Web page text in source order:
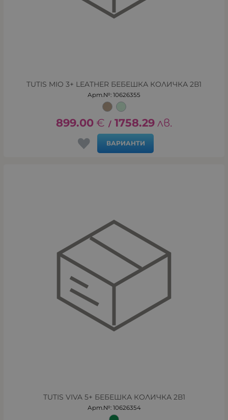
TUTIS MIO 3+ LEATHER БЕБЕШКА КОЛИЧКА 2В1
Арт.№: 10626355
899.00 € / 1758.29 лв.
ВАРИАНТИ
TUTIS VIVA 5+ БЕБЕШКА КОЛИЧКА 2В1
Арт.№: 10626354